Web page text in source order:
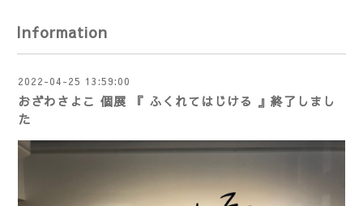
Information
2022-04-25 13:59:00
おざわさよこ 個展 『 ふくれてはじける 』終了しまし
た